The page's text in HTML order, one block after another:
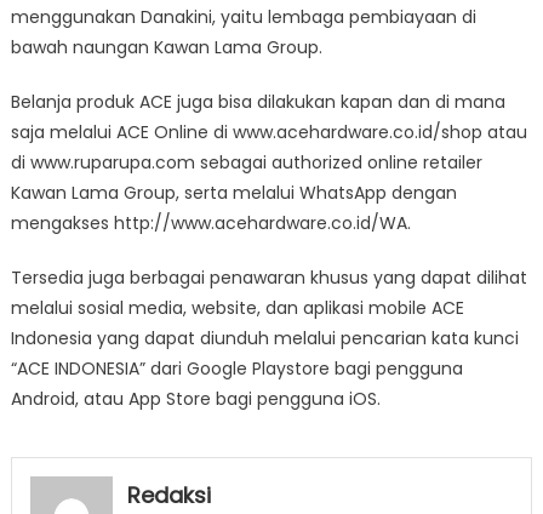
menggunakan Danakini, yaitu lembaga pembiayaan di
bawah naungan Kawan Lama Group.
Belanja produk ACE juga bisa dilakukan kapan dan di mana
saja melalui ACE Online di www.acehardware.co.id/shop atau
di www.ruparupa.com sebagai authorized online retailer
Kawan Lama Group, serta melalui WhatsApp dengan
mengakses http://www.acehardware.co.id/WA.
Tersedia juga berbagai penawaran khusus yang dapat dilihat
melalui sosial media, website, dan aplikasi mobile ACE
Indonesia yang dapat diunduh melalui pencarian kata kunci
“ACE INDONESIA” dari Google Playstore bagi pengguna
Android, atau App Store bagi pengguna iOS.
Redaksi